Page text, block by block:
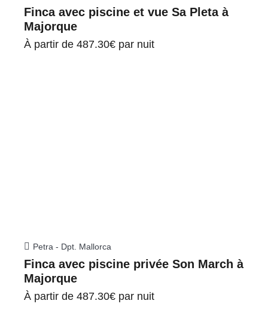
Finca avec piscine et vue Sa Pleta à
Majorque
À partir de 487.30€ par nuit
Petra - Dpt. Mallorca
Finca avec piscine privée Son March à
Majorque
À partir de 487.30€ par nuit